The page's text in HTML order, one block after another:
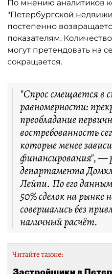
По мнению аналитиков
"Петербургской
постепенно
показателям.
могут претендовать на
сокращается.
"Спрос смещается в
равномерности:
преобладание
востребованность
которые менее
финансирования", —
департамента
Лейпи. По его
50% сделок на
совершались без
наличный расчёт.
Читайте также: